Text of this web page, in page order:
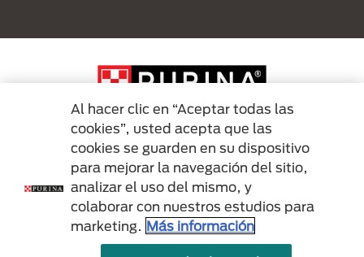
Menu Footer Secundario Purina
All Nestlé Purina trademarks owned by Société des Produits Nestlé S.A.,
Vevey, Switzerland or are used with permission.
Al hacer clic en “Aceptar todas las
cookies”, usted acepta que las
cookies se guarden en su dispositivo
para mejorar la navegación del sitio,
analizar el uso del mismo, y
colaborar con nuestros estudios para
marketing. Más información